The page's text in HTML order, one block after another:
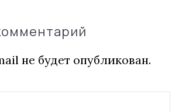
не будет опубликован.